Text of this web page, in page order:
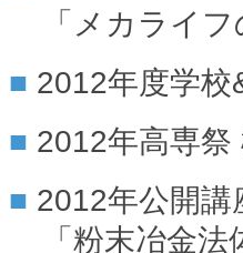
「メカライ
2012年度学校
2012年高専祭
2012年公開講
「粉末冶金法